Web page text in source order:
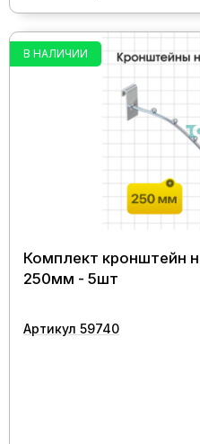
В НАЛИЧИИ
Комплект кронштейн
250мм - 5шт
Артикул 59740